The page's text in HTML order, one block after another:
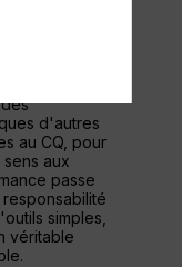
leur quête
Après
secteurs
d'autres
au CQ, pour
aux
passe
simples,
véritable